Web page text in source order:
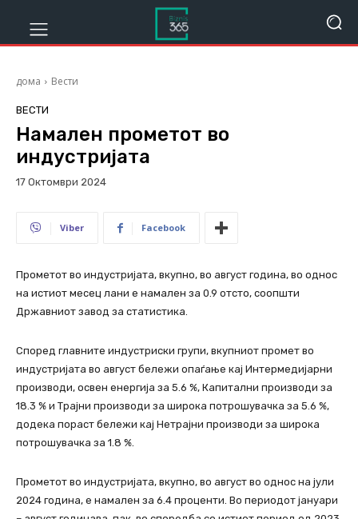
дома Вести
ВЕСТИ
Намален прометот во
индустријата
17 Октомври 2024
Viber Facebook
Прометот во индустријата, вкупно, во август година, во однос
на истиот месец лани е намален за 0.9 отсто, соопшти
Државниот завод за статистика.
Според главните индустриски групи, вкупниот промет во
индустријата во август бележи опаѓање кај Интермедијарни
производи, освен енергија за 5.6 %, Капитални производи за
18.3 % и Tрајни производи за широка потрошувачка за 5.6 %,
додека пораст бележи кај Нетрајни производи за широка
потрошувачка за 1.8 %.
Прометот во индустријата, вкупно, во август во однос на јули
2024 година, е намален за 6.4 проценти. Во периодот јануари